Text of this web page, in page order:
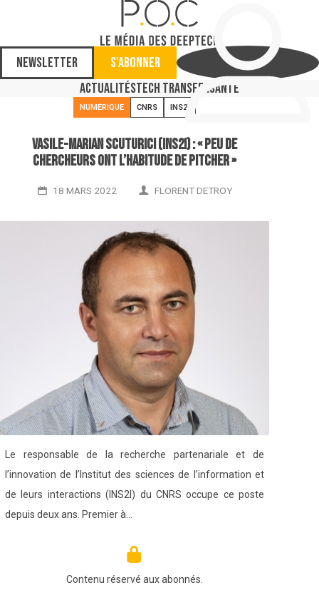
Newsletter
S'abonner
ActualitésTech TransferSanté
NUMÉRIQUE CNRS INS2I
Vasile-Marian Scuturici (INS2I) : « Peu de
chercheurs ont l’habitude de pitcher »
18 MARS 2022 FLORENT DETROY
Le responsable de la recherche partenariale et de
l’innovation de l’Institut des sciences de l’information et
de leurs interactions (INS2I) du CNRS occupe ce poste
depuis deux ans. Premier à…
Contenu réservé aux abonnés.